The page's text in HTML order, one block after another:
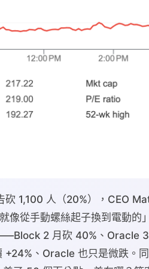
1,100 人（20%），CEO
像從手動螺絲起子換到電動
2 月砍 40%、
+24%、Oracle 也只是微跌。